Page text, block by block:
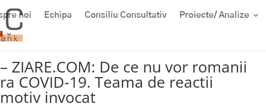
noi Echipa Consiliu Consultativ Proiecte/ Analize
ZIARE.COM: De ce nu vor romanii
COVID-19. Teama de reactii
invocat